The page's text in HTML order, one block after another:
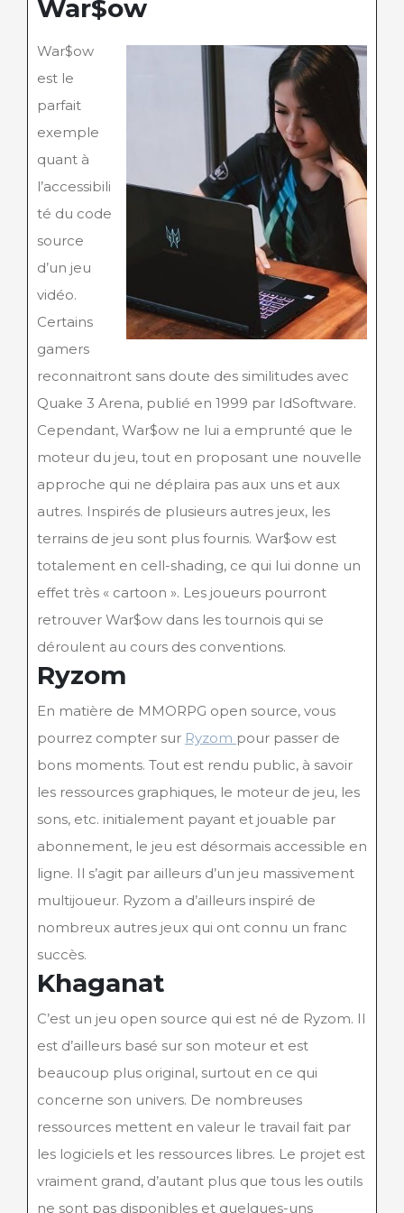
War$ow
War$ow
est le
parfait
exemple
quant à
l’accessibili
té du code
source
d’un jeu
vidéo.
Certains
gamers
reconnaitront sans doute des similitudes avec
Quake 3 Arena, publié en 1999 par IdSoftware.
Cependant, War$ow ne lui a emprunté que le
moteur du jeu, tout en proposant une nouvelle
approche qui ne déplaira pas aux uns et aux
autres. Inspirés de plusieurs autres jeux, les
terrains de jeu sont plus fournis. War$ow est
totalement en cell-shading, ce qui lui donne un
effet très « cartoon ». Les joueurs pourront
retrouver War$ow dans les tournois qui se
déroulent au cours des conventions.
Ryzom
En matière de MMORPG open source, vous
pourrez compter sur Ryzom pour passer de
bons moments. Tout est rendu public, à savoir
les ressources graphiques, le moteur de jeu, les
sons, etc. initialement payant et jouable par
abonnement, le jeu est désormais accessible en
ligne. Il s’agit par ailleurs d’un jeu massivement
multijoueur. Ryzom a d’ailleurs inspiré de
nombreux autres jeux qui ont connu un franc
succès.
Khaganat
C’est un jeu open source qui est né de Ryzom. Il
est d’ailleurs basé sur son moteur et est
beaucoup plus original, surtout en ce qui
concerne son univers. De nombreuses
ressources mettent en valeur le travail fait par
les logiciels et les ressources libres. Le projet est
vraiment grand, d’autant plus que tous les outils
ne sont pas disponibles et quelques-uns